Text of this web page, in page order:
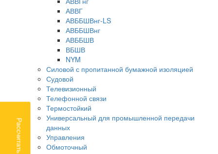
АВВГ
АВББШВнг-LS
АВББШВнг
АВББШВ
ВБШВ
NYM
Силовой с пропитанной бумажной изоляцией
Судовой
Телевизионный
Телефонной связи
Термостойкий
Универсальный для промышленной передачи
данных
Управления
Обмоточный